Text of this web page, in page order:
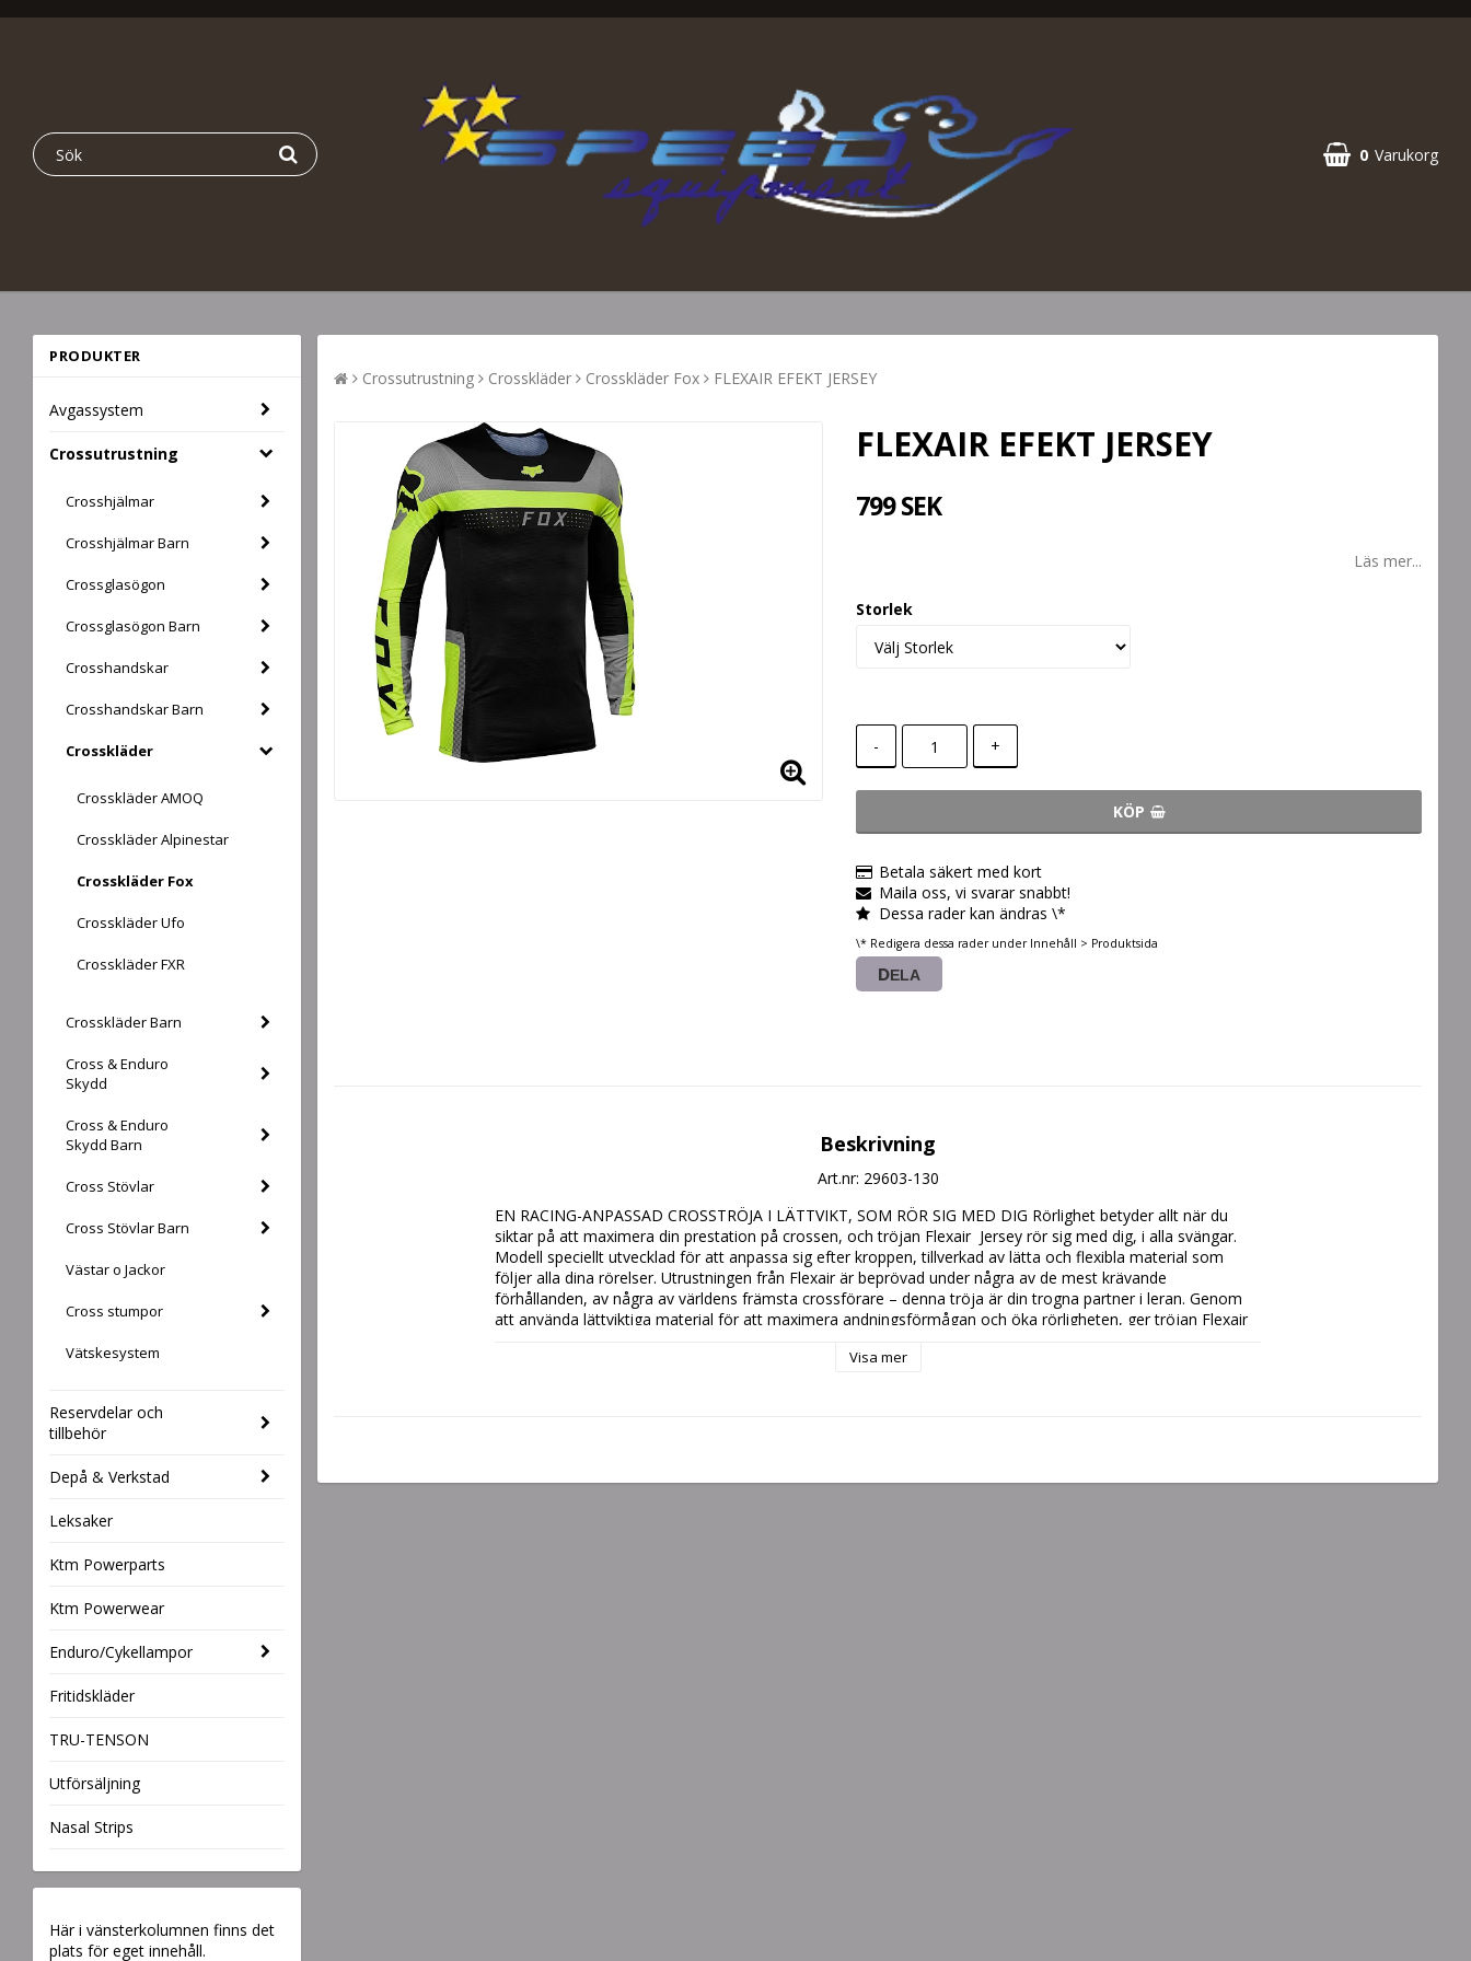
0 Varukorg
PRODUKTER
Avgassystem
Crossutrustning
Crosshjälmar
Crosshjälmar Barn
Crossglasögon
Crossglasögon Barn
Crosshandskar
Crosshandskar Barn
Crosskläder
Crosskläder AMOQ
Crosskläder Alpinestar
Crosskläder Fox
Crosskläder Ufo
Crosskläder FXR
Crosskläder Barn
Cross & Enduro
Skydd
Cross & Enduro
Skydd Barn
Cross Stövlar
Cross Stövlar Barn
Västar o Jackor
Cross stumpor
Vätskesystem
Reservdelar och
tillbehör
Depå & Verkstad
Leksaker
Ktm Powerparts
Ktm Powerwear
Enduro/Cykellampor
Fritidskläder
TRU-TENSON
Utförsäljning
Nasal Strips
Här i vänsterkolumnen finns det
plats för eget innehåll.
Crossutrustning Crosskläder Crosskläder Fox FLEXAIR EFEKT JERSEY
FLEXAIR EFEKT JERSEY
799 SEK
Läs mer...
Storlek
- +
KÖP
Betala säkert med kort
Maila oss, vi svarar snabbt!
Dessa rader kan ändras \*
\* Redigera dessa rader under Innehåll > Produktsida
DELA
Beskrivning
Art.nr: 29603-130
EN RACING-ANPASSAD CROSSTRÖJA I LÄTTVIKT, SOM RÖR SIG MED DIG Rörlighet betyder allt när du
siktar på att maximera din prestation på crossen, och tröjan Flexair  Jersey rör sig med dig, i alla svängar.
Modell speciellt utvecklad för att anpassa sig efter kroppen, tillverkad av lätta och flexibla material som
följer alla dina rörelser. Utrustningen från Flexair är beprövad under några av de mest krävande
förhållanden, av några av världens främsta crossförare – denna tröja är din trogna partner i leran. Genom
att använda lättviktiga material för att maximera andningsförmågan och öka rörligheten, ger tröjan Flexair
huvudmaterial av TruDri™-tyg leder snabbt bort fukt och svett från kroppen, så att du håller dig sval och
Visa mer